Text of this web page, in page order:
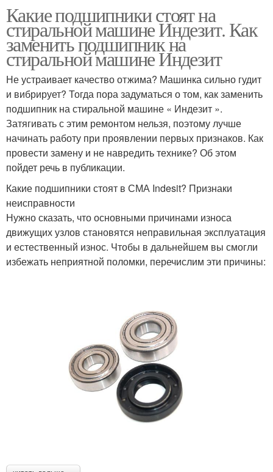
Какие подшипники стоят на
стиральной машине Индезит. Как
заменить подшипник на
стиральной машине Индезит
Не устраивает качество отжима? Машинка сильно гудит
и вибрирует? Тогда пора задуматься о том, как заменить
подшипник на стиральной машине « Индезит ».
Затягивать с этим ремонтом нельзя, поэтому лучше
начинать работу при проявлении первых признаков. Как
провести замену и не навредить технике? Об этом
пойдет речь в публикации.
Какие подшипники стоят в СМА Indesit? Признаки
неисправности
Нужно сказать, что основными причинами износа
движущих узлов становятся неправильная эксплуатация
и естественный износ. Чтобы в дальнейшем вы смогли
избежать неприятной поломки, перечислим эти причины: